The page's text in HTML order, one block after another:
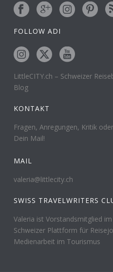
FOLLOW ADI
LittleCITY.ch – Schweizer
Blog
KONTAKT
Fragen, Anregungen, Kritik
Dein Mail!
MAIL
valeria@littlecity.ch
SWISS TRAVELWRITERS
Valeria ist Vorstandsmitglied
Schweizer Plattform für
Medienarbeit im Tourismus